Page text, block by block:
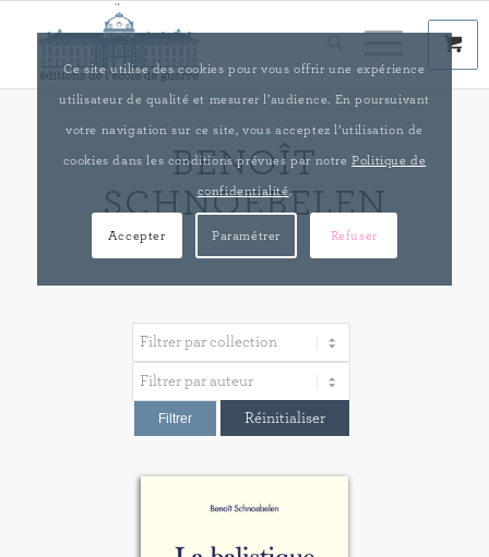
BENOÎT
SCHNOEBELEN
Réinitialiser
Ce site utilise des cookies pour vous offrir une expérience
utilisateur de qualité et mesurer l’audience. En poursuivant
votre navigation sur ce site, vous acceptez l’utilisation de
cookies dans les conditions prévues par notrePolitique de
confidentialité .
Accepter Paramétrer Refuser